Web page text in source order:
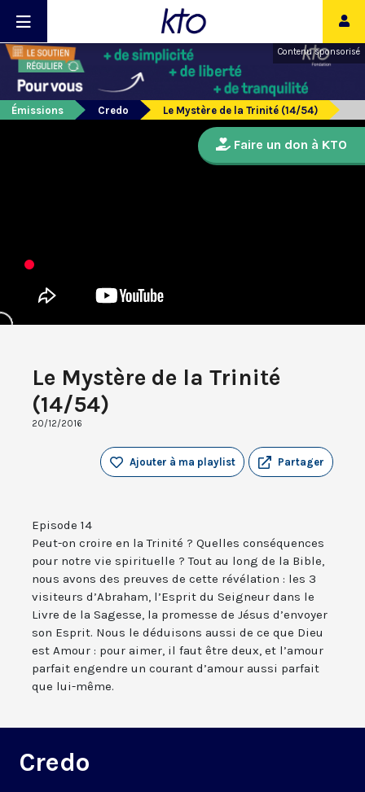
Contenu sponsorisé
Émissions Credo Le Mystère de la Trinité (14/54)
Le Mystère de la Trinité
(14/54)
20/12/2016
Partager
Ajouter à ma playlist
Episode 14
Peut-on croire en la Trinité ? Quelles conséquences
pour notre vie spirituelle ? Tout au long de la Bible,
nous avons des preuves de cette révélation : les 3
visiteurs d’Abraham, l’Esprit du Seigneur dans le
Livre de la Sagesse, la promesse de Jésus d’envoyer
son Esprit. Nous le déduisons aussi de ce que Dieu
est Amour : pour aimer, il faut être deux, et l’amour
parfait engendre un courant d’amour aussi parfait
que lui-même.
Credo
Faire un don à KTO